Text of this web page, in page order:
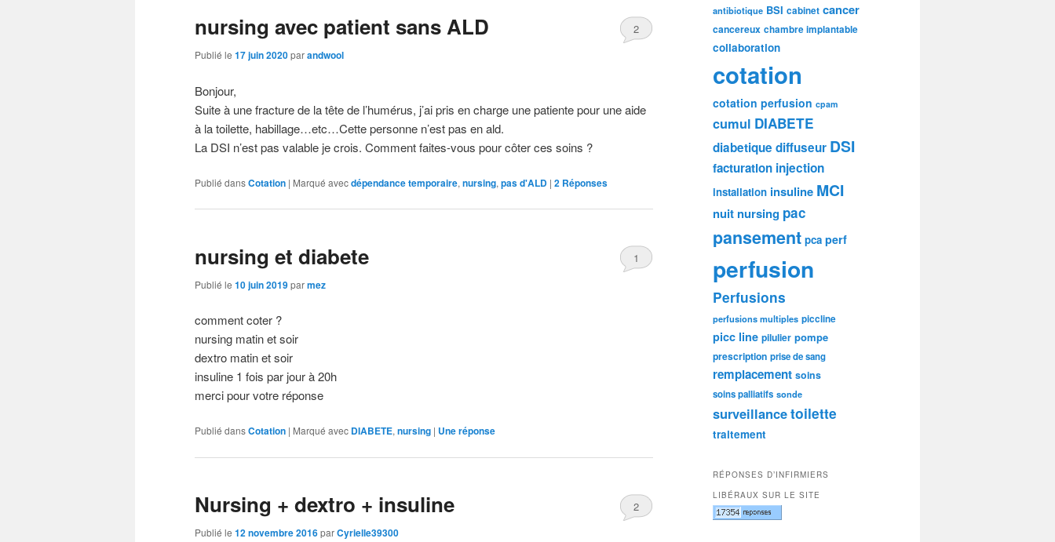
nursing avec patient sans ALD
Publié le 17 juin 2020parandwool
2
Bonjour,
Suite à une fracture de la tête de l’humérus, j’ai pris en charge une patiente pour une aide
à la toilette, habillage…etc…Cette personne n’est pas en ald.
La DSI n’est pas valable je crois. Comment faites-vous pour côter ces soins ?
Publié dansCotation | Marqué avecdépendance temporaire, nursing, pas d'ALD | 2 Réponses
nursing et diabete
Publié le 10 juin 2019parmez
1
comment coter ?
nursing matin et soir
dextro matin et soir
insuline 1 fois par jour à 20h
merci pour votre réponse
Publié dansCotation | Marqué avec DIABETE, nursing | Uneréponse
Nursing + dextro + insuline
Publié le 12 novembre 2016parCyrielle39300
2
antibiotique BSI cabinet cancer
cancereux chambre implantable
collaboration
cotation
cotation perfusion cpam
cumul DIABETE
diabetique diffuseur DSI
facturation injection
installation insuline MCI
nuit nursing pac
pansement pca perf
perfusion
Perfusions
perfusions multiples piccline
picc line pilulier pompe
prescription prise de sang
remplacement soins
soins palliatifs sonde
surveillancetoilette
traitement
RÉPONSES D’INFIRMIERS
LIBÉRAUX SUR LE SITE